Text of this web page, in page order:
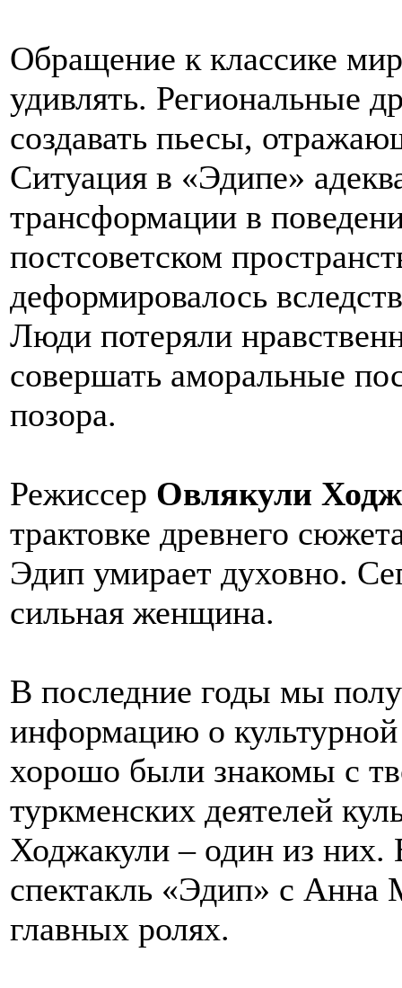
Обращение к классике
удивлять. Региональные
создавать пьесы,
Ситуация в «Эдипе»
трансформации в
постсоветском
деформировалось
Люди потеряли
совершать аморальные
позора.
Режиссер Овлякули
трактовке древнего
Эдип умирает духовно.
сильная женщина.
В последние годы мы
информацию о
хорошо были знакомы с
туркменских деятелей
Ходжакули – один из них.
спектакль «Эдип» с
главных ролях.